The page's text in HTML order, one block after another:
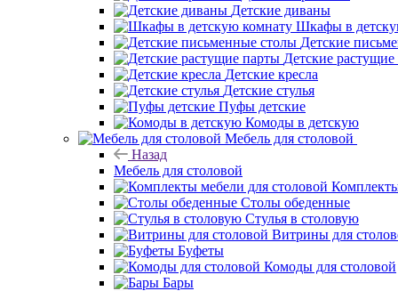
Детские диваны
Шкафы в
Детские
Детские
Детские кресла
Детские стулья
Пуфы детские
Комоды в детскую
Мебель для столовой
Назад
Мебель для столовой
Столы обеденные
Стулья в столовую
Витрины для
Буфеты
Комоды для столовой
Бары